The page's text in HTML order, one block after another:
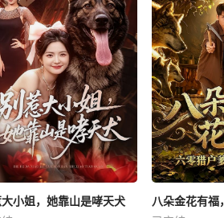
小姐，她靠山是哮天犬